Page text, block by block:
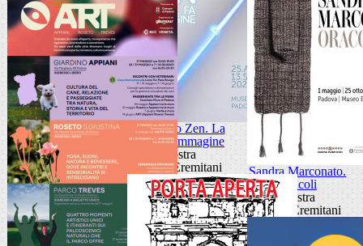
Giancarlo Zen. La
luce fa l'immagine
Mostra
Museo Eremitani
Sandra Marconato.
Oracoli
Mostra
Museo Eremitani